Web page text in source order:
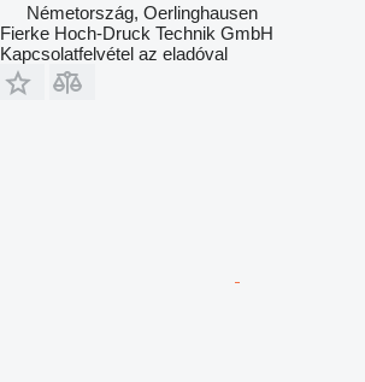
Németország, Oerlinghausen
Fierke Hoch-Druck Technik GmbH
Kapcsolatfelvétel az eladóval